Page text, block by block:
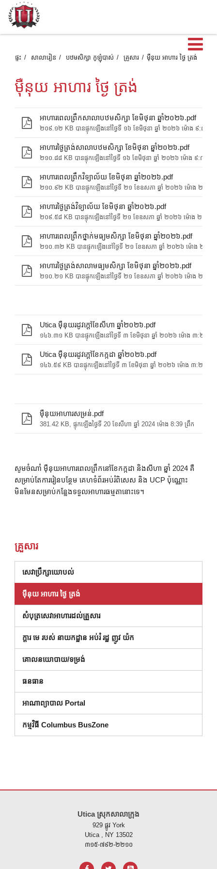
ប
ផ្ទះ សាលារៀន បឋមសិក្សា កូឡុំបាស់ គ្រួសារ ម៉ឺនុយ អាហារ ថ្ងៃ ត្រង់
ម៉ឺនុយ អាហារ ថ្ងៃ ត្រង់
អាហារពេលព្រឹកសាលាបឋមសិក្សា ខែមិថុនា ឆ្នាំ២០២៦.pdf
២០៩.១២ KB បានផ្ទុកឡើងនៅថ្ងៃទី ១៦ ខែមិថុនា ឆ្នាំ ២០២៦ ម៉ោង ៩:៣៣
អាហារថ្ងៃត្រង់សាលាបឋមសិក្សា ខែមិថុនា ឆ្នាំ២០២៦.pdf
២១០.៨៨ KB បានផ្ទុកឡើងនៅថ្ងៃទី ១៦ ខែមិថុនា ឆ្នាំ ២០២៦ ម៉ោង ៩:៣៣ ព្
អាហារពេលព្រឹកវិទ្យាល័យ ខែមិថុនា ឆ្នាំ២០២៦.pdf
២១០.៩២ KB បានផ្ទុកឡើងនៅថ្ងៃទី ២១ ខែឧសភា ឆ្នាំ ២០២៦ ម៉ោង ២:៣
អាហារថ្ងៃត្រង់វិទ្យាល័យ ខែមិថុនា ឆ្នាំ២០២៦.pdf
២០៩.៥៨ KB បានផ្ទុកឡើងនៅថ្ងៃទី ២១ ខែឧសភា ឆ្នាំ ២០២៦ ម៉ោង ២:៣
អាហារពេលព្រឹកថ្នាក់មធ្យមសិក្សា ខែមិថុនា ឆ្នាំ២០២៦.pdf
២១០.៣២ KB បានផ្ទុកឡើងនៅថ្ងៃទី ២១ ខែឧសភា ឆ្នាំ ២០២៦ ម៉ោង ២:៣
អាហារថ្ងៃត្រង់សាលាមធ្យមសិក្សា ខែមិថុនា ឆ្នាំ២០២៦.pdf
២១០.២១ KB បានផ្ទុកឡើងនៅថ្ងៃទី ២១ ខែឧសភា ឆ្នាំ ២០២៦ ម៉ោង ២:៣
Utica ម៉ឺនុយរដូវក្តៅខែសីហា ឆ្នាំ២០២៦.pdf
១៤៦.៣១ KB បានផ្ទុកឡើងនៅថ្ងៃទី ៣ ខែមិថុនា ឆ្នាំ ២០២៦ ម៉ោង ៣:២៦
Utica ម៉ឺនុយរដូវក្តៅខែកក្កដា ឆ្នាំ២០២៦.pdf
១៤៦.៥៩ KB បានផ្ទុកឡើងនៅថ្ងៃទី ៣ ខែមិថុនា ឆ្នាំ ២០២៦ ម៉ោង ៣:២៦ រ
ម៉ឺនុយអាហារសម្រន់.pdf
381.42 KB, ផ្ទុកឡើងថ្ងៃទី 20 ខែសីហា ឆ្នាំ 2024 ម៉ោង 8:39 ព្រឹក
សូមចំណាំ ម៉ឺនុយអាហារពេលព្រឹកនៅខែកក្កដា និងសីហា ឆ្នាំ 2024 គឺ
សម្រាប់តែការរៀនបន្ថែម គេហទំព័រអប់រំពិសេស និង UCP ប៉ុណ្ណោះ
មិនមែនសម្រាប់កន្លែងទទួលអាហារធម្មតានោះទេ។
គ្រួសារ
សេវាប្រឹក្សាយោបល់(បើកក្នុងបង្អួចថ្មី)
ម៉ឺនុយ អាហារ ថ្ងៃ ត្រង់
សំបុត្រសេវាអាហារដល់គ្រួសារ
ក្តារ មេ របស់ នាយកដ្ឋាន អប់រំ រដ្ឋ ញូវ យ៉ក
គោលនយោបាយ/ទម្រង់
ធនធាន
អាណាព្យាបាល Portal
កម្មវិធី Columbus BusZone
Utica ស្រុកសាលាក្រុង
929 ផ្លូវ York
Utica , NY 13502
៣១៥-៧៩២-២២១០